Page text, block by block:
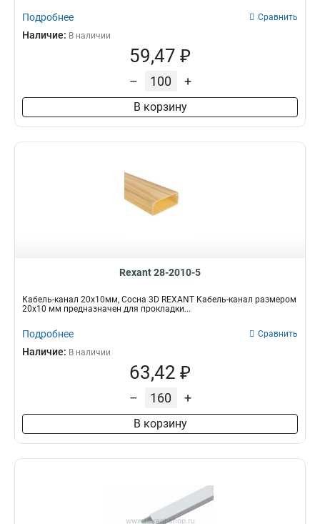
Подробнее Сравнить
Наличие: В наличии
59,47 ₽
– +
В корзину
Rexant 28-2010-5
Кабель-канал 20х10мм, Сосна 3D REXANT Кабель-канал размером
20х10 мм предназначен для прокладки...
Подробнее Сравнить
Наличие: В наличии
63,42 ₽
– +
В корзину